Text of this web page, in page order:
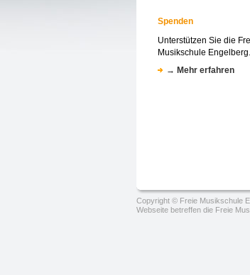
Spenden
Unterstützen Sie die
Musikschule Engelberg.
→ Mehr erfahren
Copyright © Freie Musikschule
Webseite betreffen die Freie